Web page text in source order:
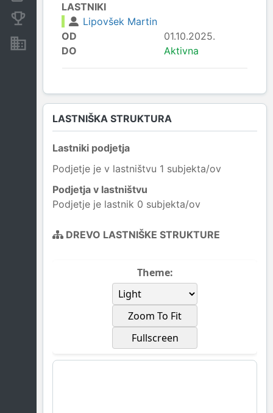
Konkurenčna podjetja
Nepremičnine in sredstva
LASTNIKI
Lipovšek Martin
OD
01.10.2025.
DO
Aktivna
LASTNIŠKA STRUKTURA
Lastniki podjetja
Podjetje je v lastništvu 1 subjekta/ov
Podjetja v lastništvu
Podjetje je lastnik 0 subjekta/ov
DREVO LASTNIŠKE STRUKTURE
Theme:
Zoom To Fit
Fullscreen